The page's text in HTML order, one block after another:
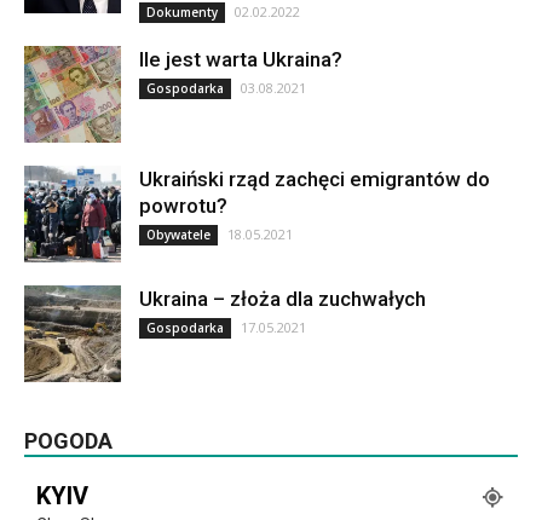
Dokumenty 02.02.2022
Ile jest warta Ukraina?
Gospodarka 03.08.2021
Ukraiński rząd zachęci emigrantów do
powrotu?
Obywatele 18.05.2021
Ukraina – złoża dla zuchwałych
Gospodarka 17.05.2021
POGODA
KYIV